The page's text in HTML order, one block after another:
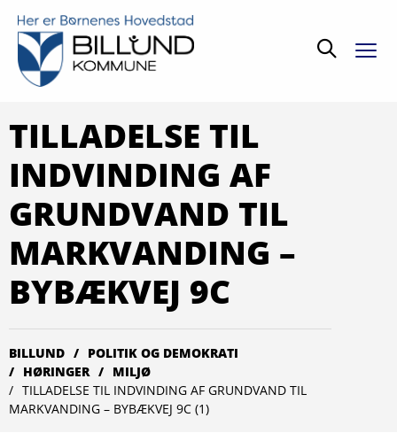
Søg
TILLADELSE TIL
INDVINDING AF
GRUNDVAND TIL
MARKVANDING –
BYBÆKVEJ 9C
BILLUND
POLITIK OG DEMOKRATI
HØRINGER
MILJØ
TILLADELSE TIL INDVINDING AF GRUNDVAND TIL
MARKVANDING – BYBÆKVEJ 9C (1)